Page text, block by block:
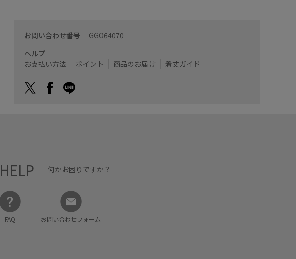
お問い合わせ番号 GGO64070
ヘルプ
お支払い方法
ポイント 商品のお届け 着丈ガイド
HELP 何かお困りですか？
FAQ お問い合わせフォーム